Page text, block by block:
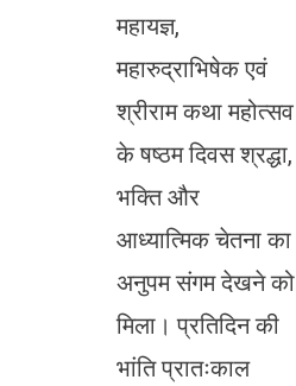
महायज्ञ,
महारुद्राभिषेक एवं
श्रीराम कथा महोत्सव
के षष्ठम दिवस श्रद्धा,
भक्ति और
आध्यात्मिक चेतना का
अनुपम संगम देखने को
मिला। प्रतिदिन की
भांति प्रातःकाल